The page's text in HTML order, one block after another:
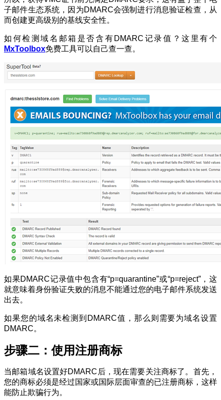
子邮件生态系统，因为DMARC会强制进行消息验证检查，从
而创建更高级别的基线安全性。
如何检测域名邮箱是否含有DMARC记录值？这里有个
MxToolbox免费工具可以自己查一查。
如果DMARC记录值中包含有“p=quarantine”或“p=reject”，这
就意味着身份验证失败的消息不能通过您的电子邮件系统发送
出去。
如果您的域名未检测到DMARC值，那么则需要为域名设置
DMARC。
步骤二：使用注册商标
当邮箱域名设置好DMARC后，现在需要关注商标了。首先，
您的商标必须是经过国家或国际层面审查的已注册商标，这样
能防止欺骗行为。